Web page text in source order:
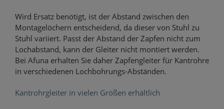
Wird Ersatz benötigt, ist der Abstand zwischen den
Montagelöchern entscheidend, da dieser von Stuhl zu
Stuhl variiert. Passt der Abstand der Zapfen nicht zum
Lochabstand, kann der Gleiter nicht montiert werden.
Bei Afuna erhalten Sie daher Zapfengleiter für Kantrohre
in verschiedenen Lochbohrungs-Abständen.
Kantrohrgleiter in vielen Größen erhältlich